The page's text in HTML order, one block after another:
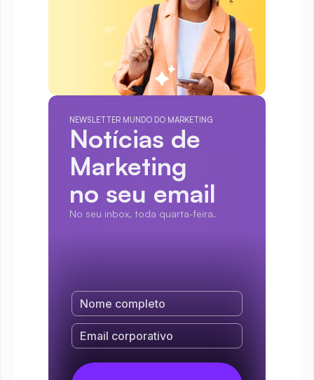
NEWSLETTER MUNDO DO MARKETING
Notícias de
Marketing
no seu email
No seu inbox, toda quarta-feira.